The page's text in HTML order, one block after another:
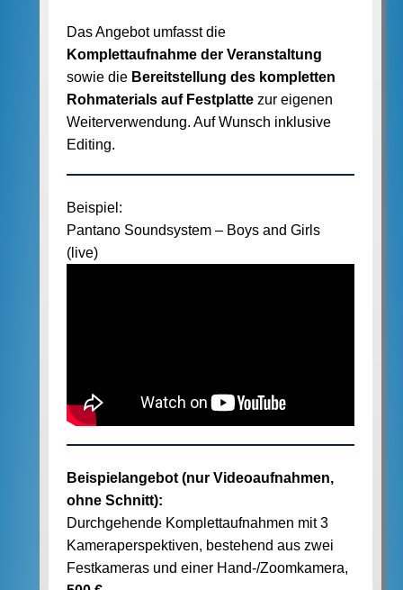
Das Angebot umfasst die
Komplettaufnahme der Veranstaltung
sowie die Bereitstellung des kompletten
Rohmaterials auf Festplatte zur eigenen
Weiterverwendung. Auf Wunsch inklusive
Editing.
Beispiel:
Pantano Soundsystem – Boys and Girls
(live)
Beispielangebot (nur Videoaufnahmen,
ohne Schnitt):
Durchgehende Komplettaufnahmen mit 3
Kameraperspektiven, bestehend aus zwei
Festkameras und einer Hand-/Zoomkamera,